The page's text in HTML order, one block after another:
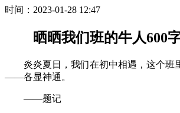
时间：2023-01-28 12:47
晒晒我们班的牛人600字
炎炎夏日，我们在初中相遇，这个班
——各显神通。
——题记